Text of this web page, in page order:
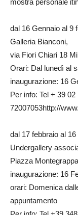
mostra personale
dal 16 Gennaio al 9
Galleria Bianconi,
via Fiori Chiari 18
Orari: Dal lunedì al
inaugurazione: 16
Per info: Tel + 39 02
dal 17 febbraio al
Undergallery
Piazza
inaugurazione: 16
orari: Domenica
appuntamento